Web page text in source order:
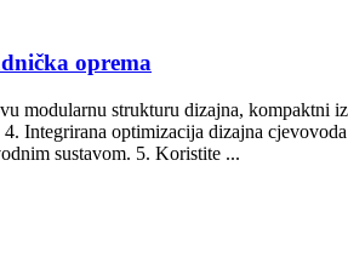
oprema
modularnu strukturu dizajna, kompaktni
Integrirana optimizacija dizajna
sustavom. 5. Koristite ...